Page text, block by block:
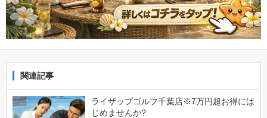
関連記事
ライザップゴルフ千葉店※7万円超お得には
じめませんか?